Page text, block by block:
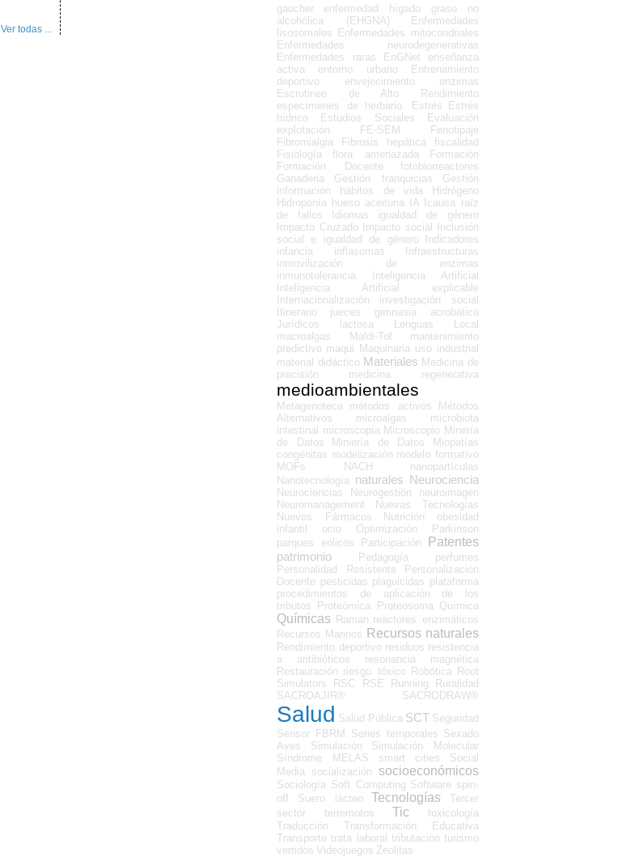
Ver todas ...
gaucher
enfermedad hígado graso no
alcohólica (EHGNA)
Enfermedades
lisosomales Enfermedades mitocondriales
Enfermedades neurodegenerativas
Enfermedades raras
EnGNet
enseñanza
activa
entorno urbano
Entrenamiento
deportivo
envejecimiento
enzimas
Escrutineo de Alto Rendimiento
especímenes de herbario.
Estrés
Estrés
hídrico
Estudios Sociales
Evaluación
explotación
FE-SEM
Fenotipaje
Fibromialgia
Fibrosis hepática
fiscalidad
Fisiología
flora amenazada
Formación
Formación Docente
fotobiorreactores
Ganaderia
Gestión franquicias
Gestión
información
hábitos de vida
Hidrógeno
Hidroponía hueso aceituna IA
Icausa raíz
de fallos
Idiomas
igualdad de género
Impacto Cruzado
Impacto social
Inclusión
social e igualdad de género
Indicadores
infancia
inflasomas
Infraestructuras
inmovilización de enzimas
inmunotolerancia
Inteligencia Artificial
Inteligencia Artificial explicable
Internacionalización
investigación social
Itinerario
jueces gimnasia acrobática
Jurídicos
lactosa Lenguas
Local
macroalgas
Maldi-Tof
mantenimiento
predictivo maqui Maquinaria uso industrial
material didáctico Materiales Medicina de
precisión
medicina regenerativa
medioambientales
Metagenoteca métodos activos
Métodos
Alternativos
microalgas
microbiota
intestinal microscopía Microscopio Minería
de Datos
Miniería de Datos
Miopatías
congénitas modelización modelo formativo
MOFs
NACH
nanopartículas
Nanotecnología naturales Neurociencia
Neurociencias Neurogestión
neuroimagen
Neuromanagement
Nuevas Tecnologías
Nuevos Fármacos
Nutrición
obesidad
infantil
ocio Optimización
Parkinson
parques eólicos
Participación
Patentes
patrimonio
Pedagogía
perfumes
Personalidad Resistente
Personalización
Docente pesticidas plaguicidas plataforma
procedimientos de aplicación de los
tributos
Proteómica Proteosoma Química
Químicas Raman reactores enzimáticos
Recursos Marinos Recursos naturales
Rendimiento deportivo residuos resistencia
a antibióticos
resonancia magnética
Restauración riesgo tóxico Robótica Root
Simulators
RSC RSE Running
Ruralidad
SACROAJIR®
SACRODRAW®
Salud Salud Pública SCT Seguridad
Sensor FBRM
Series temporales Sexado
Aves
Simulación
Simulación Molecular
Síndrome MELAS
smart cities
Social
Media socialización socioeconómicos
Sociología Soft Computing Software spin-
off
Suero lácteo Tecnologías
Tercer
sector
terremotos Tic
toxicología
Traducción
Transformación Educativa
Transporte trata laboral tributación turismo
vertidos Videojuegos Zeolitas